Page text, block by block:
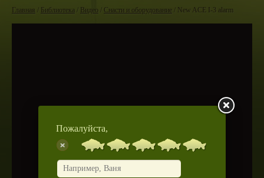
Главная / Библиотека / Видео / Снасти и оборудование / New ACE I-3 alarm
Пожалуйста,